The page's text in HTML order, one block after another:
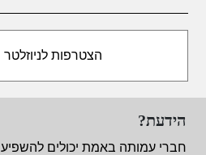
הידעת?
חברי עמותה באמת יכולים להשפיע